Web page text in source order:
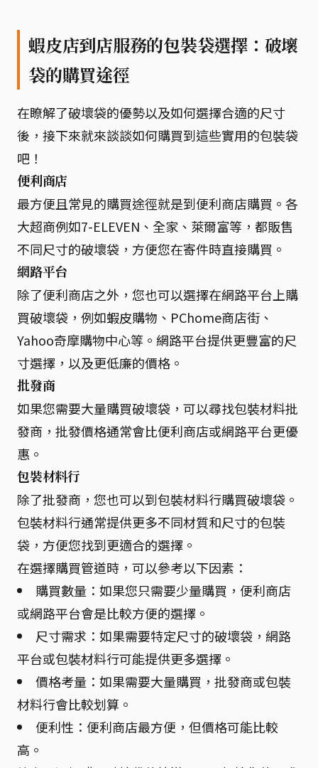
蝦皮店到店服務的包裝袋選擇：破壞
袋的購買途徑
在瞭解了破壞袋的優勢以及如何選擇合適的尺寸
後，接下來就來談談如何購買到這些實用的包裝袋
吧！
便利商店
最方便且常見的購買途徑就是到便利商店購買。各
大超商例如7-ELEVEN、全家、萊爾富等，都販售
不同尺寸的破壞袋，方便您在寄件時直接購買。
網路平台
除了便利商店之外，您也可以選擇在網路平台上購
買破壞袋，例如蝦皮購物、PChome商店街、
Yahoo奇摩購物中心等。網路平台提供更豐富的尺
寸選擇，以及更低廉的價格。
批發商
如果您需要大量購買破壞袋，可以尋找包裝材料批
發商，批發價格通常會比便利商店或網路平台更優
惠。
包裝材料行
除了批發商，您也可以到包裝材料行購買破壞袋。
包裝材料行通常提供更多不同材質和尺寸的包裝
袋，方便您找到更適合的選擇。
在選擇購買管道時，可以參考以下因素：
購買數量：如果您只需要少量購買，便利商店
或網路平台會是比較方便的選擇。
尺寸需求：如果需要特定尺寸的破壞袋，網路
平台或包裝材料行可能提供更多選擇。
價格考量：如果需要大量購買，批發商或包裝
材料行會比較划算。
便利性：便利商店最方便，但價格可能比較
高。